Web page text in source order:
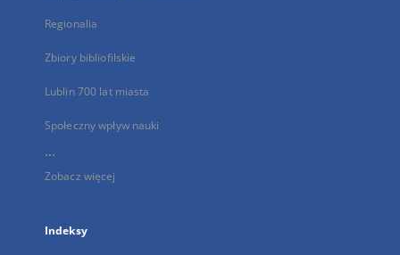
Regionalia
Zbiory bibliofilskie
Lublin 700 lat miasta
Społeczny wpływ nauki
...
Zobacz więcej
Indeksy